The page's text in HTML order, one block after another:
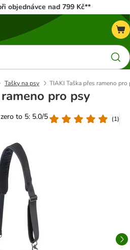
objednávce nad 799 Kč**
Tašky na psy TIAKI Taška přes rameno pro
pro psy
to 5: 5.0/5
(1)